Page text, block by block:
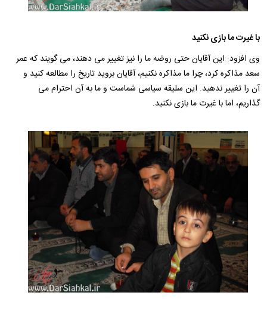
با غیرت ما بازی نکنید
وی افزود: این آقایان حتی روضه ما را نیز تغییر می دهند، می گویند که عمر
سعد مذاکره کرد، چرا ما مذاکره نکنیم، آقایان بروید تاریخ را مطالعه کنید و
آن را تغییر ندهید. این سلیقه سیاسی شماست و ما به آن احترام می
گذاریم، اما با غیرت ما بازی نکنید.